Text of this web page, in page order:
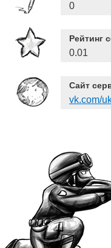
0
Рейтинг
0.01
Сайт
vk.com/